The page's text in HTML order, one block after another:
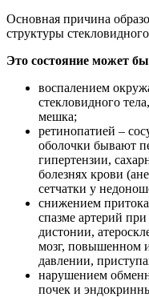
Основная причина
структуры
Это состояние может
воспалением
стекловидного
мешка;
ретинопатией –
оболочки бывают
гипертензии,
болезнях крови
сетчатки у
снижением притока
спазме артерий при
дистонии,
мозг, повышенном
давлении,
нарушением
почек и